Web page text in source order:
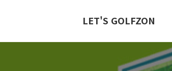
LET'S GOLFZON